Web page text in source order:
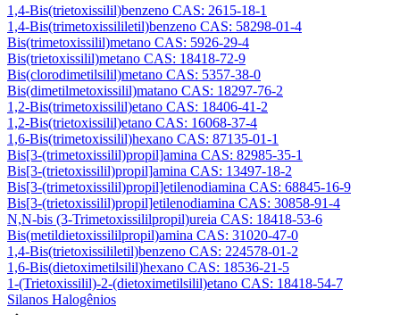
1,4-Bis(trietoxissilil)benzeno CAS: 2615-18-1
1,4-Bis(trimetoxissililetil)benzeno CAS: 58298-01-4
Bis(trimetoxissilil)metano CAS: 5926-29-4
Bis(trietoxissilil)metano CAS: 18418-72-9
Bis(clorodimetilsilil)metano CAS: 5357-38-0
Bis(dimetilmetoxissilil)matano CAS: 18297-76-2
1,2-Bis(trimetoxissilil)etano CAS: 18406-41-2
1,2-Bis(trietoxissilil)etano CAS: 16068-37-4
1,6-Bis(trimetoxissilil)hexano CAS: 87135-01-1
Bis[3-(trimetoxissilil)propil]amina CAS: 82985-35-1
Bis[3-(trietoxissilil)propil]amina CAS: 13497-18-2
Bis[3-(trimetoxissilil)propil]etilenodiamina CAS: 68845-16-9
Bis[3-(trietoxissilil)propil]etilenodiamina CAS: 30858-91-4
N,N-bis (3-Trimetoxissililpropil)ureia CAS: 18418-53-6
Bis(metildietoxissililpropil)amina CAS: 31020-47-0
1,4-Bis(trietoxissililetil)benzeno CAS: 224578-01-2
1,6-Bis(dietoximetilsilil)hexano CAS: 18536-21-5
1-(Trietoxissilil)-2-(dietoximetilsilil)etano CAS: 18418-54-7
Silanos Halogênios